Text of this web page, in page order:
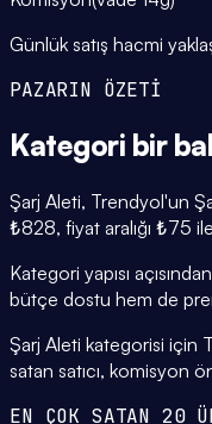
Günlük satış hacmi
PAZARIN ÖZETİ
Kategori bir
Şarj Aleti, Trendyol'un
₺828, fiyat aralığı ₺75
Kategori yapısı
bütçe dostu hem de
Şarj Aleti kategorisi için
satan satıcı, komisyon
EN ÇOK SATAN 20